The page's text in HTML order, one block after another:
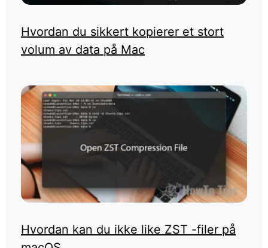
Hvordan du sikkert kopierer et stort
volum av data på Mac
Hvordan kan du ikke like ZST -filer på